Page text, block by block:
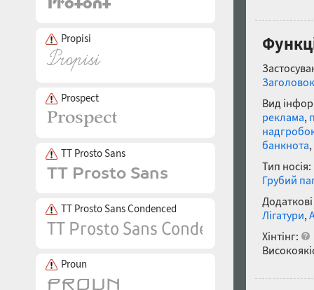
Propisi
Prospect
TT Prosto Sans
TT Prosto Sans Condenced
Proun
Заголовок
Вид
реклама,
банкнота,
Тип носія:
Грубий
Лігатури,
Хінтінг: